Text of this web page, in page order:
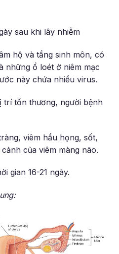
sau khi lây nhiễm
hộ và tầng sinh môn, có
những ổ loét ở niêm mạc
này chứa nhiều virus.
trí tổn thương, người bệnh
viêm hầu họng, sốt,
của viêm màng não.
gian 16-21 ngày.